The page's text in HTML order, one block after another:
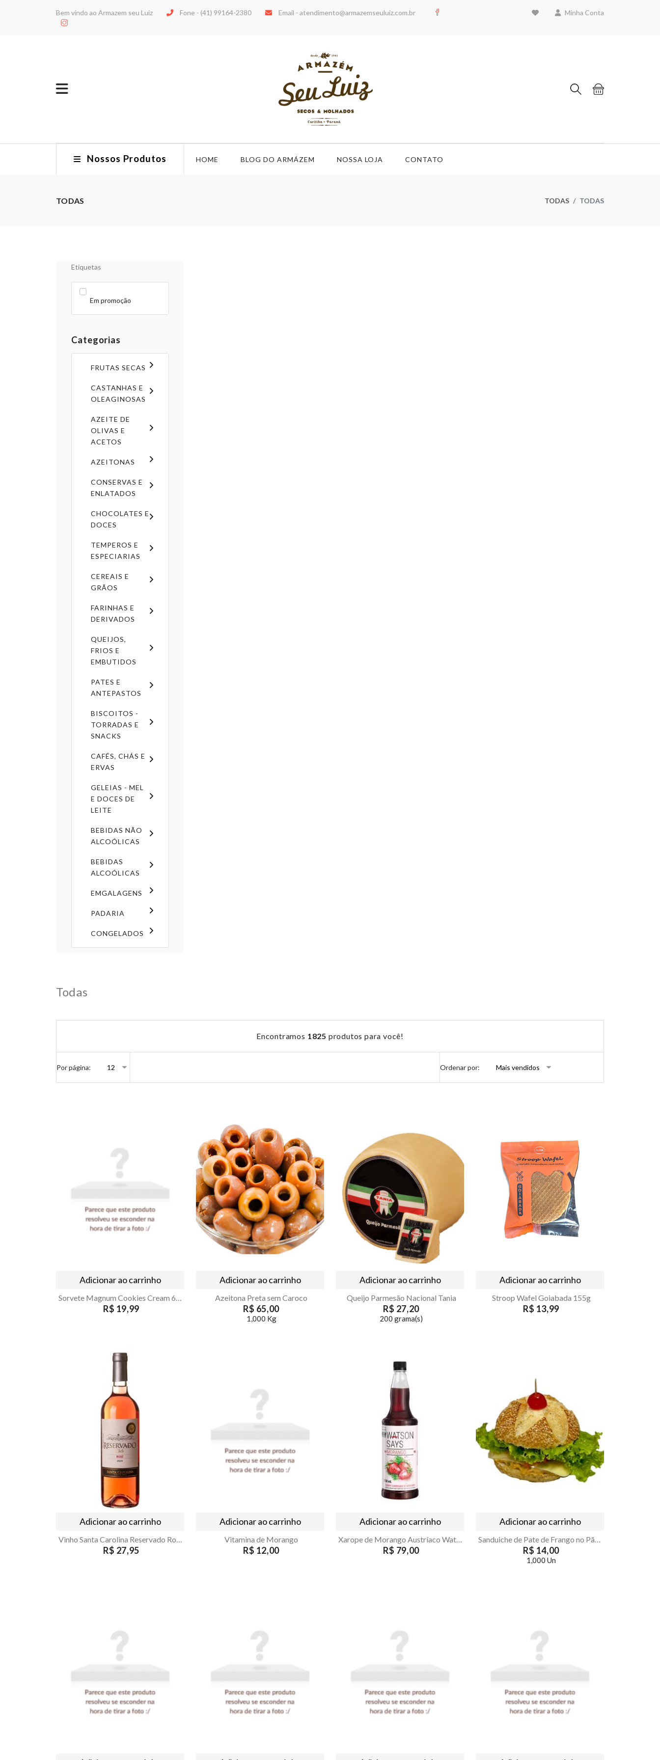
Bem vindo ao Armazem seu Luiz Fone - (41) 99164-2380 Email - atendimento@armazemseuluiz.com.br Minha Conta
Nossos Produtos HOME BLOG DO ARMÁZEM NOSSA LOJA CONTATO
TODAS TODAS TODAS
Etiquetas
Em promoção
Categorias
FRUTAS SECAS
CASTANHAS E
OLEAGINOSAS
AZEITE DE
OLIVAS E
ACETOS
AZEITONAS
CONSERVAS E
ENLATADOS
CHOCOLATES E
DOCES
TEMPEROS E
ESPECIARIAS
CEREAIS E
GRÃOS
FARINHAS E
DERIVADOS
QUEIJOS,
FRIOS E
EMBUTIDOS
PATES E
ANTEPASTOS
BISCOITOS -
TORRADAS E
SNACKS
CAFÉS, CHÁS E
ERVAS
GELEIAS - MEL
E DOCES DE
LEITE
BEBIDAS NÃO
ALCOÓLICAS
BEBIDAS
ALCOÓLICAS
EMGALAGENS
PADARIA
CONGELADOS
Todas
Encontramos 1825 produtos para você!
Por página: Ordenar por:
Adicionar ao carrinho
Sorvete Magnum Cookies Cream 69g
R$ 19,99
Adicionar ao carrinho
Azeitona Preta sem Caroco
R$ 65,00
1,000 Kg
Adicionar ao carrinho
Queijo Parmesão Nacional Tania
R$ 27,20
200 grama(s)
Adicionar ao carrinho
Stroop Wafel Goiabada 155g
R$ 13,99
Adicionar ao carrinho
R$ 27,95
Adicionar ao carrinho
Vitamina de Morango
R$ 12,00
Adicionar ao carrinho
R$ 79,00
Adicionar ao carrinho
R$ 14,00
1,000 Un